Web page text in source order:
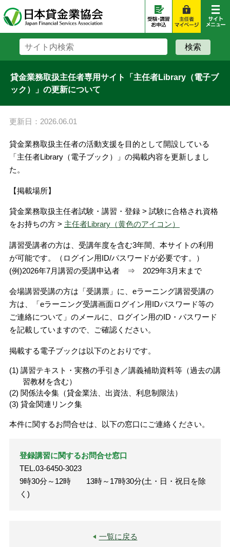
貸金業務取扱主任者専用サイト「主任者Library（電子ブ
ック）」の更新について
更新日：2026.06.01
貸金業務取扱主任者の活動支援を目的として開設している
「主任者Library（電子ブック）」の掲載内容を更新しまし
た。
【掲載場所】
貸金業務取扱主任者試験・講習・登録 > 試験に合格され資格
をお持ちの方 > 主任者Library（黄色のアイコン）
講習受講者の方は、受講年度を含む3年間、本サイトの利用
が可能です。（ログイン用ID/パスワードが必要です。）
(例)2026年7月講習の受講申込者 ⇒ 2029年3月末まで
会場講習受講の方は「受講票」に、eラーニング講習受講の
方は、「eラーニング受講画面ログイン用IDパスワード等の
ご連絡について」のメールに、ログイン用のID・パスワード
を記載していますので、ご確認ください。
掲載する電子ブックは以下のとおりです。
講習テキスト・実務の手引き／講義補助資料等（過去の講
習教材を含む）
関係法令集（貸金業法、出資法、利息制限法）
貸金関連リンク集
本件に関するお問合せは、以下の窓口にご連絡ください。
登録講習に関するお問合せ窓口
TEL.03-6450-3023
9時30分～12時 13時～17時30分(土・日・祝日を除
く)
一覧に戻る